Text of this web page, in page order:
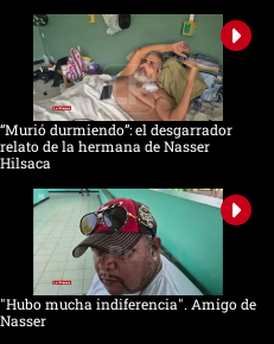
“Murió durmiendo”: el desgarrador
relato de la hermana de Nasser
Hilsaca
"Hubo mucha indiferencia". Amigo de
Nasser